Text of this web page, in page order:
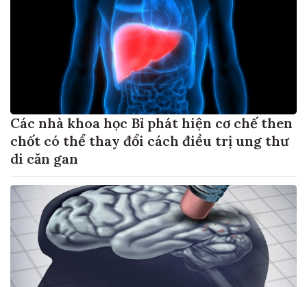
Các nhà khoa học Bỉ phát hiện cơ chế then
chốt có thể thay đổi cách điều trị ung thư
di căn gan